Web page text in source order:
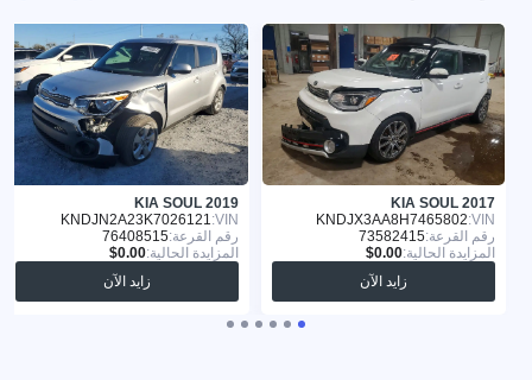
KIA SOUL 2017
VIN:
KNDJX3AA8H7465802
رقم القرعة:73582415
المزايدة الحالية:
زايد الآن
KIA SOUL 2019
VIN:
KNDJN2A23K7026121
رقم القرعة:76408515
المزايدة الحالية:
زايد الآن